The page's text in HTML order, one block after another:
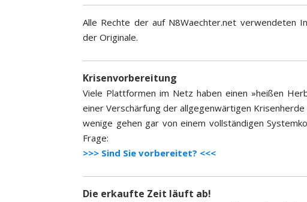
Alle Rechte der auf N8Waechter.net verwendeten
der Originale.
Krisenvorbereitung
Viele Plattformen im Netz haben einen »heißen
einer Verschärfung der allgegenwärtigen
wenige gehen gar von einem vollständigen
Frage:
>>> Sind Sie vorbereitet? <<<
Die erkaufte Zeit läuft ab!